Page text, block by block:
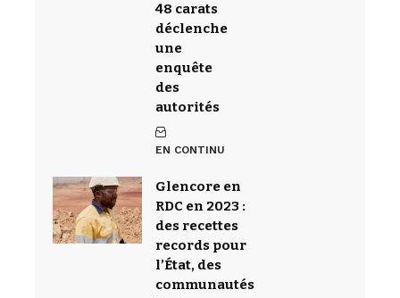
48 carats
déclenche
une
enquête
des
autorités
EN CONTINU
Glencore en
RDC en 2023 :
des recettes
records pour
l’État, des
communautés